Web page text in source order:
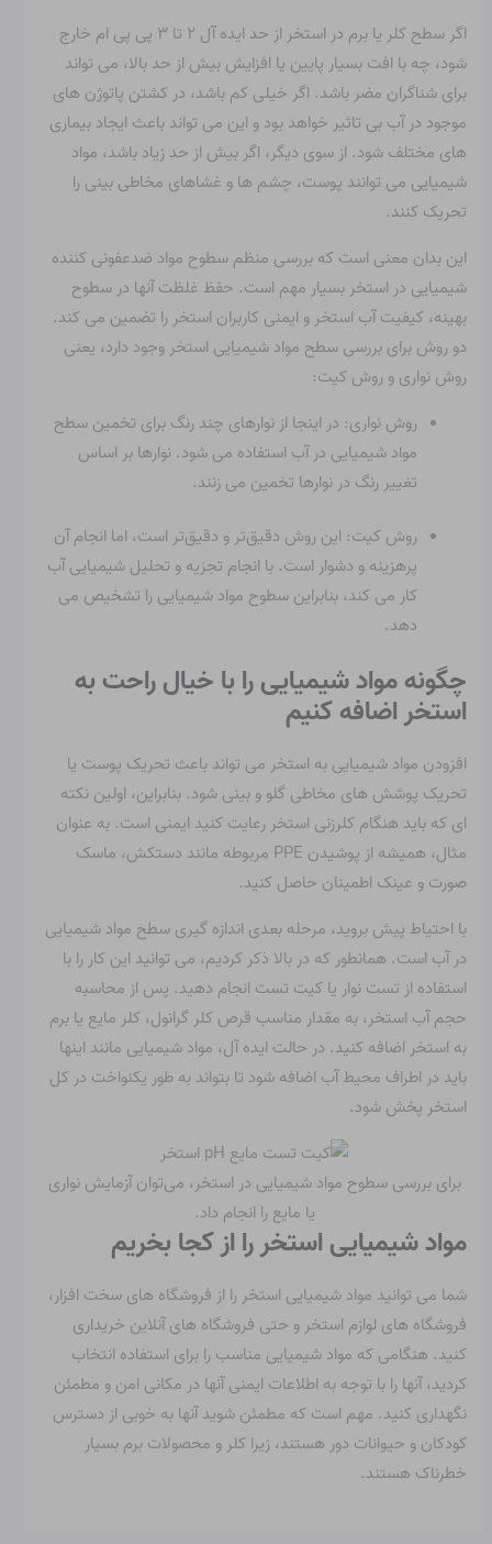
اگر سطح کلر یا برم در استخر از حد ایده آل ۲ تا ۳ پی پی ام خارج
شود، چه با افت بسیار پایین یا افزایش بیش از حد بالا، می تواند
برای شناگران مضر باشد. اگر خیلی کم باشد، در کشتن پاتوژن های
موجود در آب بی تاثیر خواهد بود و این می تواند باعث ایجاد بیماری
های مختلف شود. از سوی دیگر، اگر بیش از حد زیاد باشد، مواد
شیمیایی می توانند پوست، چشم ها و غشاهای مخاطی بینی را
تحریک کنند.
این بدان معنی است که بررسی منظم سطوح مواد ضدعفونی کننده
شیمیایی در استخر بسیار مهم است. حفظ غلظت آنها در سطوح
بهینه، کیفیت آب استخر و ایمنی کاربران استخر را تضمین می کند.
دو روش برای بررسی سطح مواد شیمیایی استخر وجود دارد، یعنی
روش نواری و روش کیت:
روش نواری: در اینجا از نوارهای چند رنگ برای تخمین سطح
مواد شیمیایی در آب استفاده می شود. نوارها بر اساس
تغییر رنگ در نوارها تخمین می زنند.
روش کیت: این روش دقیق‌تر و دقیق‌تر است، اما انجام آن
پرهزینه و دشوار است. با انجام تجزیه و تحلیل شیمیایی آب
کار می کند، بنابراین سطوح مواد شیمیایی را تشخیص می
دهد.
چگونه مواد شیمیایی را با خیال راحت به
استخر اضافه کنیم
افزودن مواد شیمیایی به استخر می تواند باعث تحریک پوست یا
تحریک پوشش های مخاطی گلو و بینی شود. بنابراین، اولین نکته
ای که باید هنگام کلرزنی استخر رعایت کنید ایمنی است. به عنوان
مثال، همیشه از پوشیدن PPE مربوطه مانند دستکش، ماسک
صورت و عینک اطمینان حاصل کنید.
با احتیاط پیش بروید، مرحله بعدی اندازه گیری سطح مواد شیمیایی
در آب است. همانطور که در بالا ذکر کردیم، می توانید این کار را با
استفاده از تست نوار یا کیت تست انجام دهید. پس از محاسبه
حجم آب استخر، به مقدار مناسب قرص کلر گرانول، کلر مایع یا برم
به استخر اضافه کنید. در حالت ایده آل، مواد شیمیایی مانند اینها
باید در اطراف محیط آب اضافه شود تا بتواند به طور یکنواخت در کل
استخر پخش شود.
برای بررسی سطوح مواد شیمیایی در استخر، می‌توان آزمایش نواری
یا مایع را انجام داد.
مواد شیمیایی استخر را از کجا بخریم
شما می توانید مواد شیمیایی استخر را از فروشگاه های سخت افزار،
فروشگاه های لوازم استخر و حتی فروشگاه های آنلاین خریداری
کنید. هنگامی که مواد شیمیایی مناسب را برای استفاده انتخاب
کردید، آنها را با توجه به اطلاعات ایمنی آنها در مکانی امن و مطمئن
نگهداری کنید. مهم است که مطمئن شوید آنها به خوبی از دسترس
کودکان و حیوانات دور هستند، زیرا کلر و محصولات برم بسیار
خطرناک هستند.